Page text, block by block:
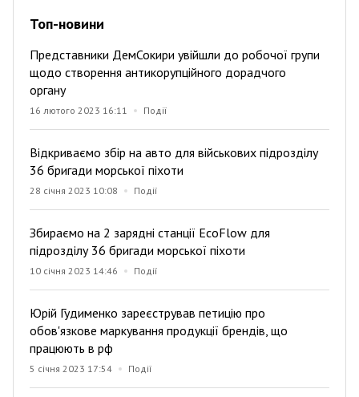
Топ-новини
Представники ДемСокири увійшли до робочої групи
щодо створення антикорупційного дорадчого
органу
16 лютого 2023 16:11 Події
Відкриваємо збір на авто для військових підрозділу
36 бригади морської піхоти
28 січня 2023 10:08 Події
Збираємо на 2 зарядні станції EcoFlow для
підрозділу 36 бригади морської піхоти
10 січня 2023 14:46 Події
Юрій Гудименко зареєстрував петицію про
обов'язкове маркування продукції брендів, що
працюють в рф
5 січня 2023 17:54 Події